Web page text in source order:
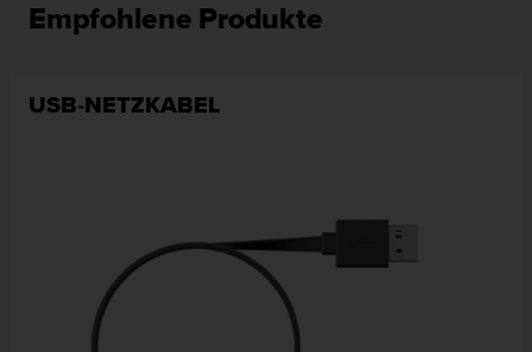
Empfohlene Produkte
USB-NETZKABEL